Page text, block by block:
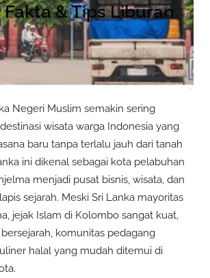
& Tips Liburan
Negeri Muslim semakin sering
wisata warga Indonesia yang
baru tanpa terlalu jauh dari tanah
ini dikenal sebagai kota pelabuhan
menjadi pusat bisnis, wisata, dan
sejarah. Meski Sri Lanka mayoritas
jejak Islam di Kolombo sangat kuat,
komunitas pedagang
halal yang mudah ditemui di